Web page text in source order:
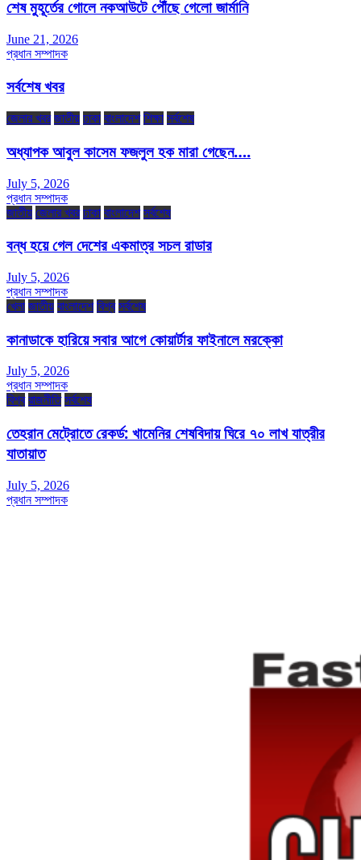
শেষ মুহূর্তের গোলে নকআউটে পৌঁছে গেলো জার্মানি
June 21, 2026
প্রধান সম্পাদক
সর্বশেষ খবর
জেলার খবর জাতীয় ঢাকা বাংলাদেশ শিক্ষা সর্বশেষ
অধ্যাপক আবুল কাসেম ফজলুল হক মারা গেছেন….
July 5, 2026
প্রধান সম্পাদক
জাতীয় জেলার খবর ঢাকা বাংলাদেশ সর্বশেষ
বন্ধ হয়ে গেল দেশের একমাত্র সচল রাডার
July 5, 2026
প্রধান সম্পাদক
খেলা জাতীয় বাংলাদেশ বিশ্ব সর্বশেষ
কানাডাকে হারিয়ে সবার আগে কোয়ার্টার ফাইনালে মরক্কো
July 5, 2026
প্রধান সম্পাদক
বিশ্ব রাজনীতি সর্বশেষ
তেহরান মেট্রোতে রেকর্ড: খামেনির শেষবিদায় ঘিরে ৭০ লাখ যাত্রীর
যাতায়াত
July 5, 2026
প্রধান সম্পাদক